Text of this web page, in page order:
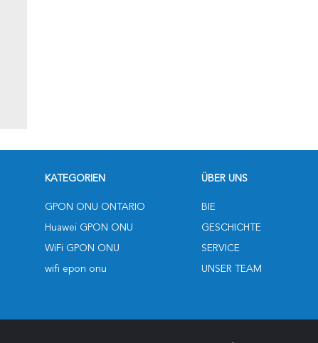
KATEGORIEN
GPON ONU ONTARIO
Huawei GPON ONU
WiFi GPON ONU
wifi epon onu
ÜBER UNS
BIE
GESCHICHTE
SERVICE
UNSER TEAM